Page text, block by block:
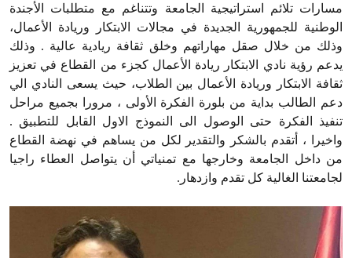
مسارات تلائم استراتيجية الجامعة وتتناغم مع متطلبات الأجندة
الوطنية للجمهورية الجديدة في مجالات الابتكار وريادة الأعمال،
وذلك من خلال صقل مهاراتهم وخلق ثقافة ريادية عالية . وذلك
يدعم رؤية نادي الابتكار ريادة الأعمال كجزء من القطاع في تعزيز
ثقافة الابتكار وريادة الأعمال بين الطلاب، حيث يسعى النادي الي
دعم الطالب بداية من بلورة الفكرة الأولى ، مرورا بجميع مراحل
تنفيذ الفكرة حتى الوصول الى النموذج الاول القابل للتطبيق .
واخيرا ، أتقدم بالشكر والتقدير لكل من يساهم في نهضة القطاع
من داخل الجامعة وخارجها مع تمنياتي أن يتواصل العطاء راجيا
لجامعتنا الغالية كل تقدم وازدهار.